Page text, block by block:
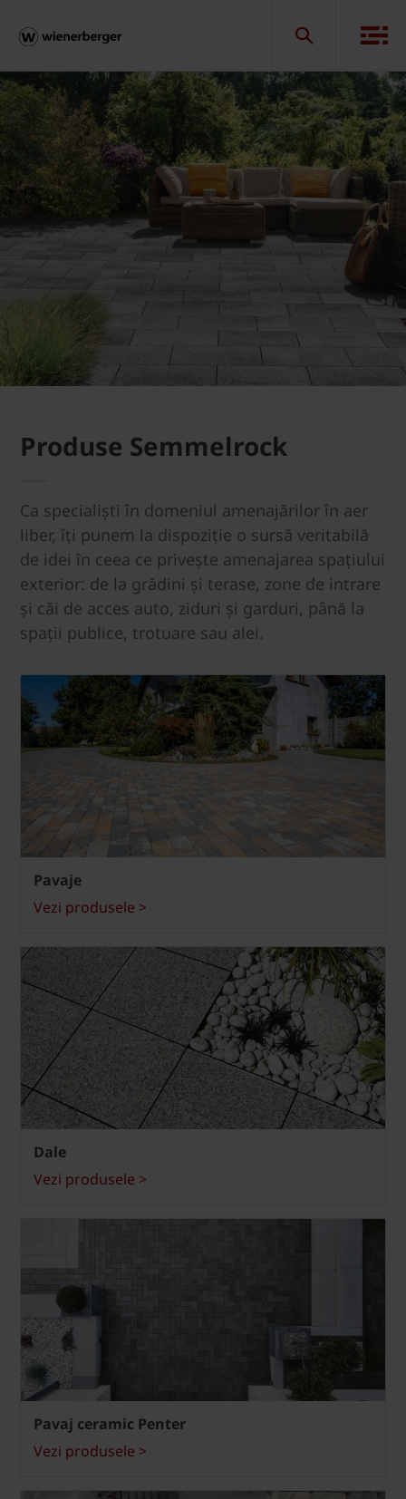
Produse Semmelrock
Ca specialiști în domeniul amenajărilor în aer
liber, îți punem la dispoziție o sursă veritabilă
de idei în ceea ce privește amenajarea spațiului
exterior: de la grădini și terase, zone de intrare
și căi de acces auto, ziduri și garduri, până la
spații publice, trotuare sau alei.
Pavaje
Vezi produsele >
Dale
Vezi produsele >
Pavaj ceramic Penter
Vezi produsele >